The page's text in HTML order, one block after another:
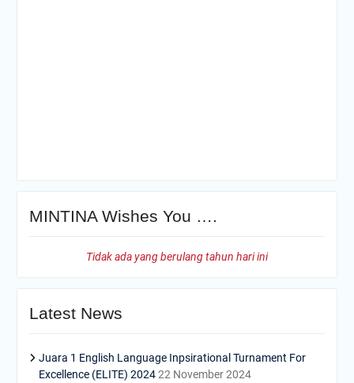
MINTINA Wishes You ….
Tidak ada yang berulang tahun hari ini
Latest News
Juara 1 English Language Inpsirational Turnament For
Excellence (ELITE) 2024 22 November 2024